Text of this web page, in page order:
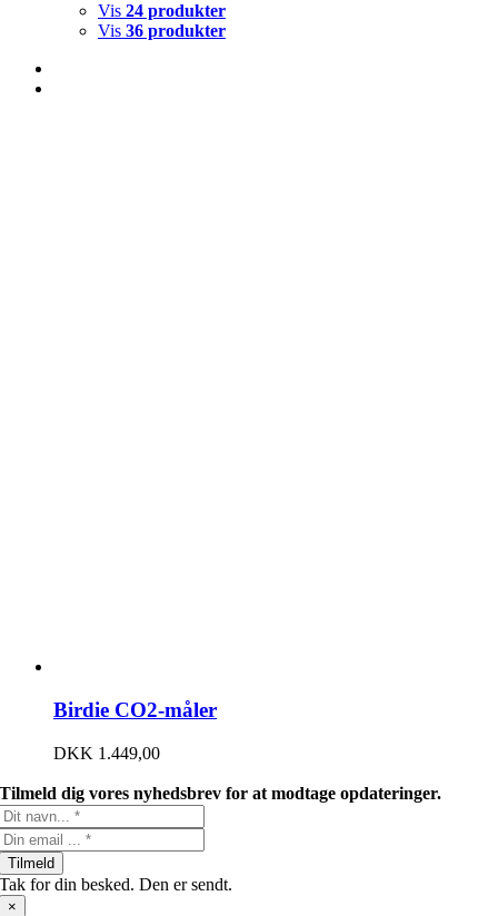
Vis 24 produkter
Vis 36 produkter
Birdie CO2-måler
DKK 1.449,00
Tilmeld dig vores nyhedsbrev for at modtage opdateringer.
Tilmeld
Tak for din besked. Den er sendt.
×